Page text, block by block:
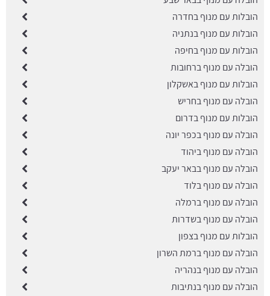
הובלות עם מנוף בחדרה
הובלות עם מנוף בנתניה
הובלות עם מנוף בחיפה
הובלה עם מנוף ברחובות
הובלות עם מנוף באשקלון
הובלה עם מנוף בחריש
הובלות עם מנוף בדרום
הובלה עם מנוף בכפר יונה
הובלה עם מנוף ביהוד
הובלה עם מנוף בבאר יעקב
הובלה עם מנוף בלוד
הובלה עם מנוף ברמלה
הובלה עם מנוף בשדרות
הובלות עם מנוף בצפון
הובלה עם מנוף ברמת השרון
הובלה עם מנוף בנהריה
הובלה עם מנוף בנתיבות